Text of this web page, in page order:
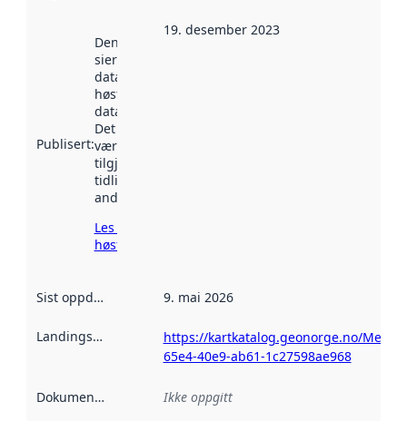
Publisert:
Denne datoen
sier når
datasettet ble
høstet av
data.norge.no.
Det kan ha
vært
tilgjengelig
tidligere
andre steder.
Les mer om
høsting her
19. desember 2023
Sist oppdatert 9. mai 2026
Landingsside
https://kartkatalog.geonorge.no/
65e4-40e9-ab61-1c27598ae968
Dokumentasjon Ikke oppgitt